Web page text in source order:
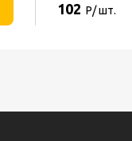
102 Р/ шт.